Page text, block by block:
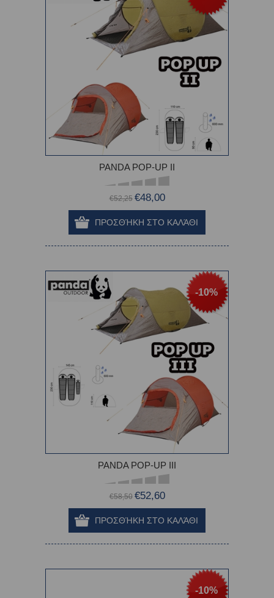
PANDA POP-UP II
€52,25 €48,00
-10%
PANDA POP-UP III
€58,50 €52,60
-10%